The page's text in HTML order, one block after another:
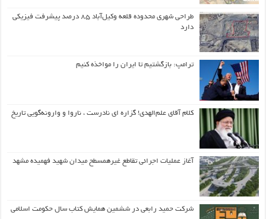
طراحی شهری محدوده قلعه وکیل‌آباد ۸۵ درصد پیشرفت فیزیکی
دارد
ترامپ: بازگشتیم تا ایران را مواخذه کنیم
کلام آقای علم‌الهدی! گزاره ای نادرست ، ناروا و وارونه‌گویی تاریخ
آغاز عملیات اجرائی تقاطع غیرهمسطح میدان شهید فهمیده مشهد
شرکت حمید رابعی در ششمین همایش کتاب سال حکومت اسلامی